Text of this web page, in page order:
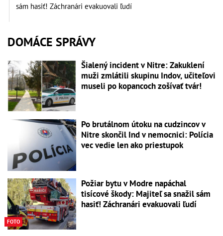
sám hasiť! Záchranári evakuovali ľudí
DOMÁCE SPRÁVY
Šialený incident v Nitre: Zakuklení
muži zmlátili skupinu Indov, učiteľovi
museli po kopancoch zošívať tvár!
Po brutálnom útoku na cudzincov v
Nitre skončil Ind v nemocnici: Polícia
vec vedie len ako priestupok
FOTO
Požiar bytu v Modre napáchal
tisícové škody: Majiteľ sa snažil sám
hasiť! Záchranári evakuovali ľudí